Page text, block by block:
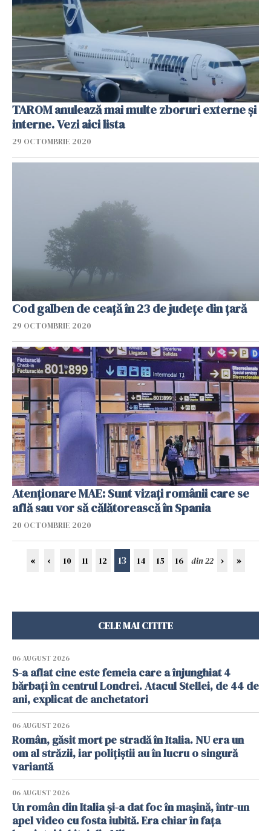
TAROM anulează mai multe zboruri externe și
interne. Vezi aici lista
29 OCTOMBRIE 2020
Cod galben de ceață în 23 de județe din țară
29 OCTOMBRIE 2020
Atenționare MAE: Sunt vizați românii care se
află sau vor să călătorească în Spania
20 OCTOMBRIE 2020
« ‹ 10 11 12 13 14 15 16 din 22 › »
CELE MAI CITITE
06 AUGUST 2026
S-a aflat cine este femeia care a înjunghiat 4
bărbați în centrul Londrei. Atacul Stellei, de 44 de
ani, explicat de anchetatori
06 AUGUST 2026
Român, găsit mort pe stradă în Italia. NU era un
om al străzii, iar polițiștii au în lucru o singură
variantă
06 AUGUST 2026
Un român din Italia și-a dat foc în mașină, într-un
apel video cu fosta iubită. Era chiar în fața